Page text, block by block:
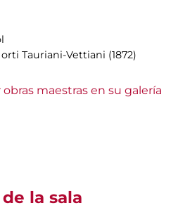
Tauriani-Vettiani (1872)
maestras en su galería
la sala